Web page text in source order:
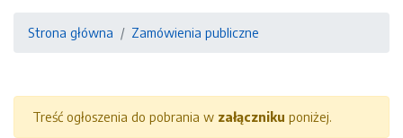
Strona główna Zamówienia publiczne
Treść ogłoszenia do pobrania w załączniku poniżej.